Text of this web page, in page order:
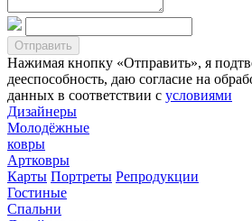
Нажимая кнопку «Отправить», я
дееспособность, даю согласие на
данных в соответствии с условиями
Дизайнеры
Молодёжные
ковры
Артковры
Карты Портреты Репродукции
Гостиные
Спальни